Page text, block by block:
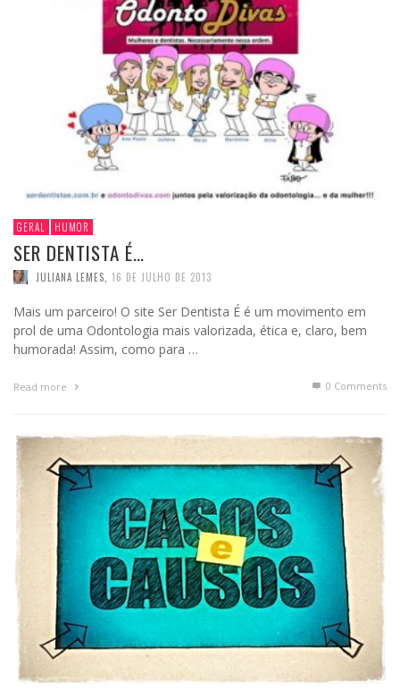
GERAL HUMOR
SER DENTISTA É…
JULIANA LEMES, 16 DE JULHO DE 2013
Mais um parceiro! O site Ser Dentista É é um movimento em
prol de uma Odontologia mais valorizada, ética e, claro, bem
humorada! Assim, como para …
Read more 0 Comments